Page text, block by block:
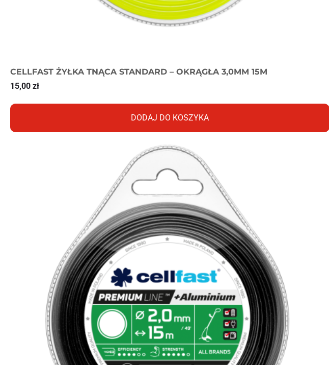
CELLFAST ŻYŁKA TNĄCA STANDARD – OKRĄGŁA 3,0MM 15M
15,00 zł
DODAJ DO KOSZYKA